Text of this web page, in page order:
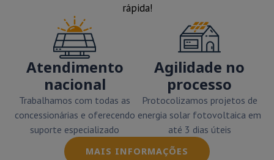
rápida!
Atendimento
nacional
Trabalhamos com todas as
concessionárias e oferecendo
suporte especializado
Agilidade no
processo
Protocolizamos projetos de
energia solar fotovoltaica em
até 3 dias úteis
MAIS INFORMAÇÕES